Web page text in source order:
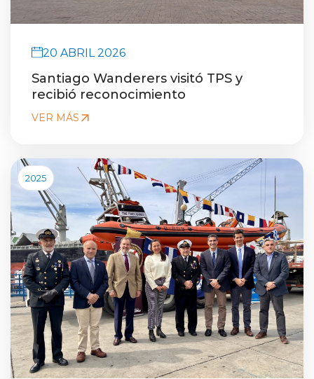
20 ABRIL 2026
Santiago Wanderers visitó TPS y
recibió reconocimiento
VER MÁS
2025